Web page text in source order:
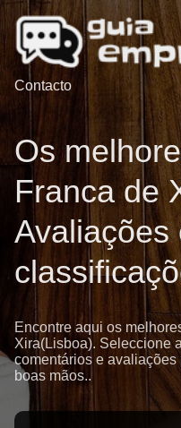
Contacto
Os
Franca de
Avaliações
Encontre aqui os
Xira(Lisboa). Seleccione
comentários e
boas mãos..